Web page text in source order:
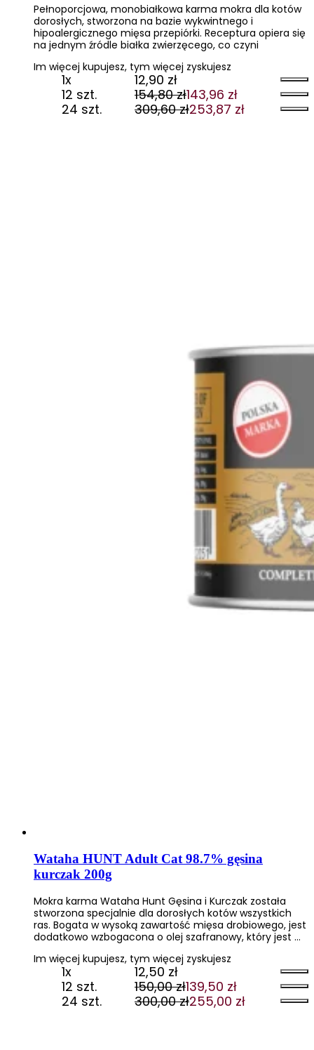
Pełnoporcjowa, monobiałkowa karma mokra dla kotów
dorosłych, stworzona na bazie wykwintnego i
hipoalergicznego mięsa przepiórki. Receptura opiera się
na jednym źródle białka zwierzęcego, co czyni
Im więcej kupujesz, tym więcej zyskujesz
1x 12,90 zł
12 szt.
154,80zł
Pierwotna
cena
143,96 zł
Aktualna
cena
24 szt. 309,60zł
Pierwotna253,87 zł
Aktualna
Wataha HUNT Adult Cat 98.7% gęsina
kurczak 200g
Mokra karma Wataha Hunt Gęsina i Kurczak została
stworzona specjalnie dla dorosłych kotów wszystkich
ras. Bogata w wysoką zawartość mięsa drobiowego, jest
dodatkowo wzbogacona o olej szafranowy, który jest …
Im więcej kupujesz, tym więcej zyskujesz
1x 12,50 zł
12 szt.
150,00zł
Pierwotna
cena
139,50 zł
Aktualna
cena
24 szt. 300,00zł
Pierwotna255,00 zł
Aktualna